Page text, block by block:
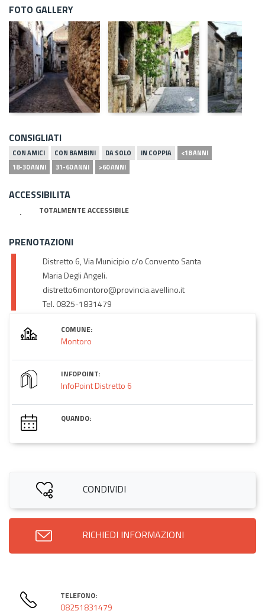
FOTO GALLERY
CONSIGLIATI
CON AMICI CON BAMBINI DA SOLO IN COPPIA
<18 ANNI
18-30 ANNI
31-60 ANNI >60 ANNI
ACCESSIBILITA
TOTALMENTE ACCESSIBILE
PRENOTAZIONI
Distretto 6, Via Municipio c/o Convento Santa
Maria Degli Angeli.
distretto6montoro@provincia.avellino.it
Tel. 0825-1831479
COMUNE:
Montoro
INFOPOINT:
InfoPoint Distretto 6
QUANDO:
CONDIVIDI
RICHIEDI INFORMAZIONI
TELEFONO:
08251831479